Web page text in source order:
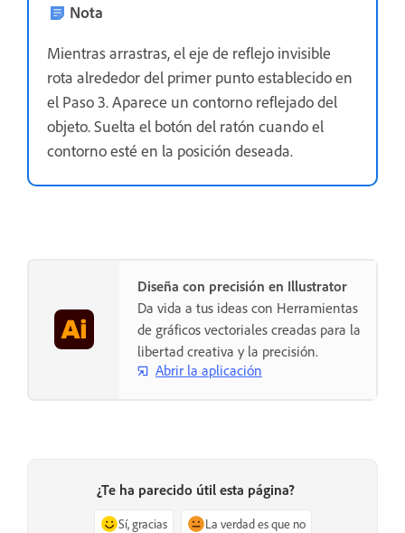
Nota
Mientras arrastras, el eje de reflejo invisible
rota alrededor del primer punto establecido en
el Paso 3. Aparece un contorno reflejado del
objeto. Suelta el botón del ratón cuando el
contorno esté en la posición deseada.
Diseña con precisión en Illustrator
Da vida a tus ideas con Herramientas
de gráficos vectoriales creadas para la
libertad creativa y la precisión.
Abrir la aplicación
¿Te ha parecido útil esta página?
Sí, gracias La verdad es que no